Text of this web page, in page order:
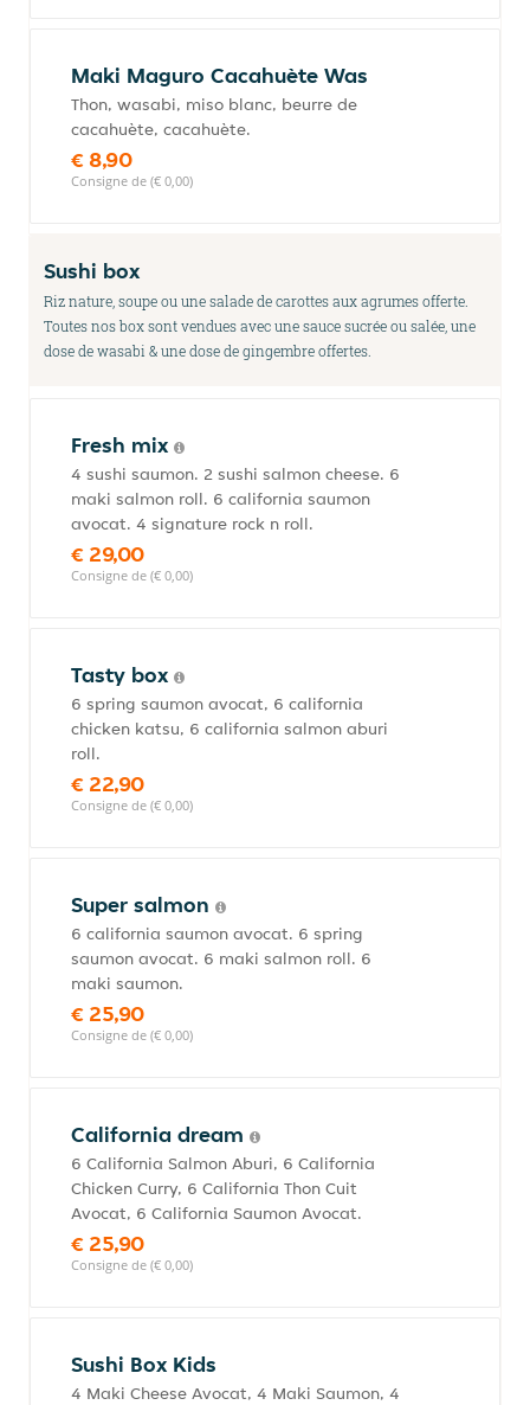
Maki Maguro Cacahuète Was
Thon, wasabi, miso blanc, beurre de
cacahuète, cacahuète.
€ 8,90
Consigne de (€ 0,00)
Sushi box
Riz nature, soupe ou une salade de carottes aux agrumes offerte.
Toutes nos box sont vendues avec une sauce sucrée ou salée, une
dose de wasabi & une dose de gingembre offertes.
Fresh mix
4 sushi saumon. 2 sushi salmon cheese. 6
maki salmon roll. 6 california saumon
avocat. 4 signature rock n roll.
€ 29,00
Consigne de (€ 0,00)
Tasty box
6 spring saumon avocat, 6 california
chicken katsu, 6 california salmon aburi
roll.
€ 22,90
Consigne de (€ 0,00)
Super salmon
6 california saumon avocat. 6 spring
saumon avocat. 6 maki salmon roll. 6
maki saumon.
€ 25,90
Consigne de (€ 0,00)
California dream
6 California Salmon Aburi, 6 California
Chicken Curry, 6 California Thon Cuit
Avocat, 6 California Saumon Avocat.
€ 25,90
Consigne de (€ 0,00)
Sushi Box Kids
4 Maki Cheese Avocat, 4 Maki Saumon, 4